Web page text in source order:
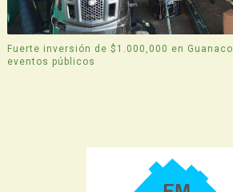
Fuerte inversión de $1.000,000 en
eventos públicos